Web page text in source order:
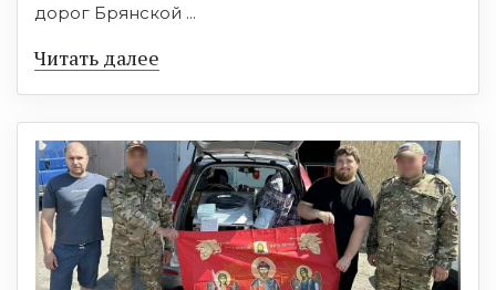
дорог Брянской ...
Читать далее